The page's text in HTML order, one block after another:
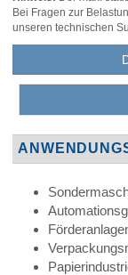
Bei Fragen zur
unseren technischen